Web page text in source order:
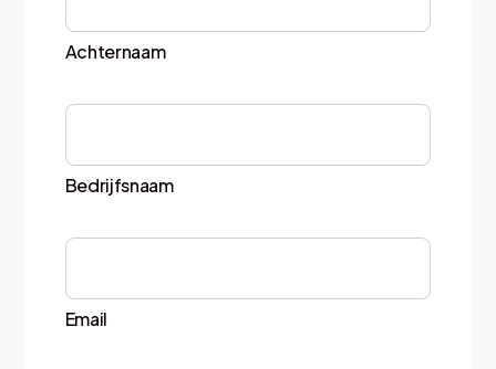
Achternaam
Bedrijfsnaam
Email